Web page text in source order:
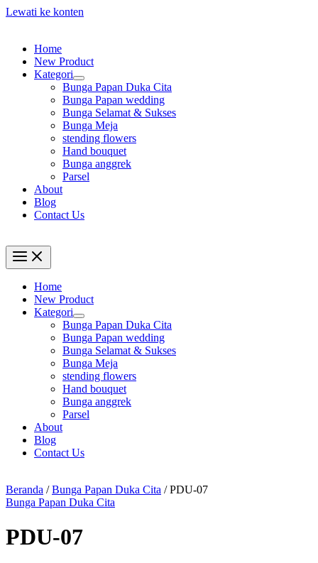
Lewati ke konten
Home
New Product
Kategori
Bunga Papan Duka Cita
Bunga Papan wedding
Bunga Selamat & Sukses
Bunga Meja
stending flowers
Hand bouquet
Bunga anggrek
Parsel
About
Blog
Contact Us
Home
New Product
Kategori
Bunga Papan Duka Cita
Bunga Papan wedding
Bunga Selamat & Sukses
Bunga Meja
stending flowers
Hand bouquet
Bunga anggrek
Parsel
About
Blog
Contact Us
Beranda /Bunga Papan Duka Cita / PDU-07
Bunga Papan Duka Cita
PDU-07